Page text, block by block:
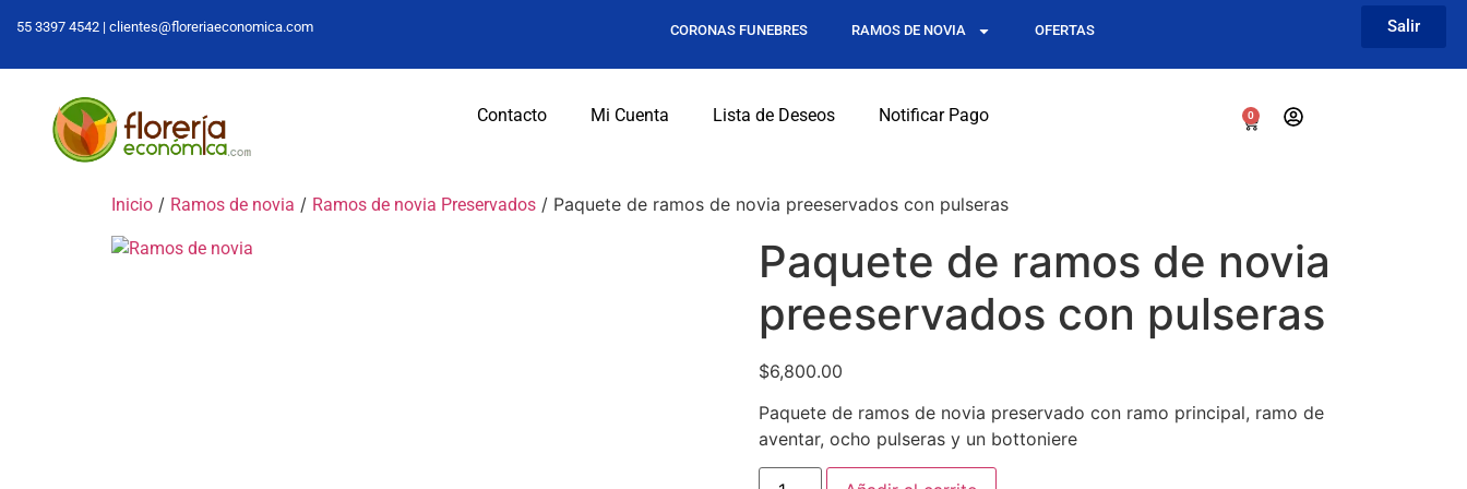
55 3397 4542 | clientes@floreriaeconomica.com CORONAS FUNEBRES RAMOS DE NOVIA OFERTAS Salir
Contacto Mi Cuenta Lista de Deseos Notificar Pago 0
Inicio / Ramos de novia / Ramos de novia Preservados / Paquete de ramos de novia preeservados con pulseras
Paquete de ramos de novia
preeservados con pulseras
$6,800.00
Paquete de ramos de novia preservado con ramo principal, ramo de
aventar, ocho pulseras y un bottoniere